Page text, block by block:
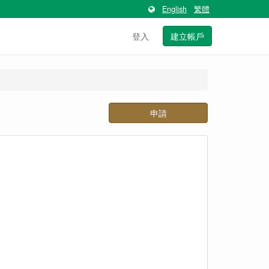
English 繁體
登入 建立帳戶
申請